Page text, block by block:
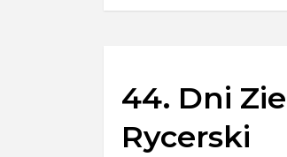
44. Dni
Rycerski